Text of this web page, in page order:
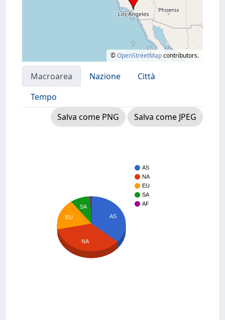
©OpenStreetMapcontributors.
Macroarea Nazione
Città
Tempo
Salva come PNG
Salva come JPEG
AS
NA
EU
SA
AF
AS
SA
EU
NA